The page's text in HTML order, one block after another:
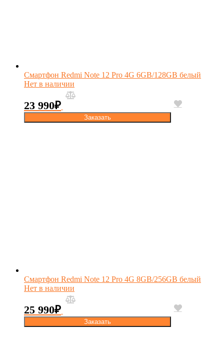
Смартфон Redmi Note 12 Pro 4G 6GB/128GB белый
Нет в наличии
23 990₽
Заказать
Смартфон Redmi Note 12 Pro 4G 8GB/256GB белый
Нет в наличии
25 990₽
Заказать